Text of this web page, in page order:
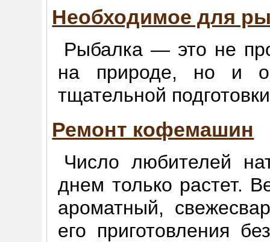
Необходимое для
Рыбалка — это не
на природе, но и
тщательной
Ремонт кофемашин
Число любителей
днем только растет.
ароматный,
его приготовления